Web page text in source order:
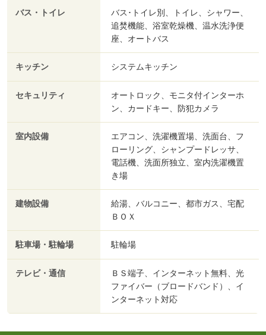
バス・トイレ
バス･トイレ別、トイレ、シャワー、
追焚機能、浴室乾燥機、温水洗浄便
座、オートバス
キッチン システムキッチン
セキュリティ
オートロック、モニタ付インターホ
ン、カードキー、防犯カメラ
室内設備
エアコン、洗濯機置場、洗面台、フ
ローリング、シャンプードレッサ、
電話機、洗面所独立、室内洗濯機置
き場
建物設備
給湯、バルコニー、都市ガス、宅配
ＢＯＸ
駐車場・駐輪場 駐輪場
テレビ・通信
ＢＳ端子、インターネット無料、光
ファイバー（ブロードバンド）、イ
ンターネット対応